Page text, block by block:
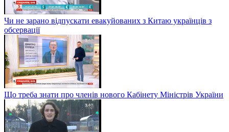
Чи не зарано відпускати евакуйованих з Китаю українців з
обсервації
Що треба знати про членів нового Кабінету Міністрів України